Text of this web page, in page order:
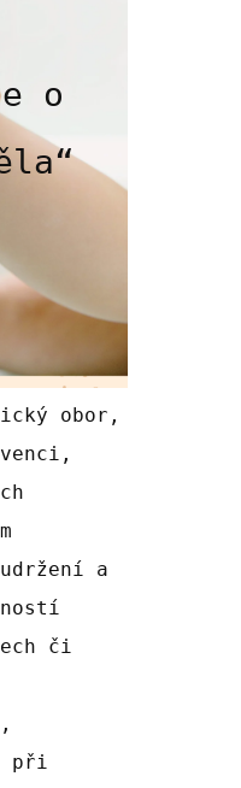
o
obor,
a
či
při